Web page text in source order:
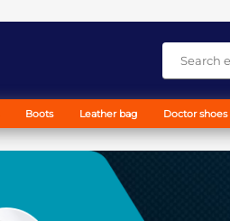
Boots Leather bag Doctor shoes